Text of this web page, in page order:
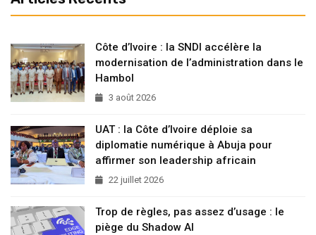
Côte d’Ivoire : la SNDI accélère la
modernisation de l’administration dans le
Hambol
3 août 2026
UAT : la Côte d’Ivoire déploie sa
diplomatie numérique à Abuja pour
affirmer son leadership africain
22 juillet 2026
Trop de règles, pas assez d’usage : le
piège du Shadow AI